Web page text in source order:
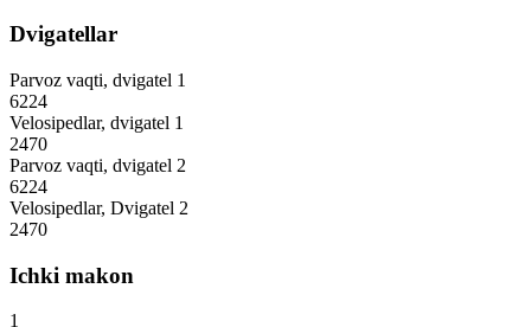
Dvigatellar
Parvoz vaqti, dvigatel 1
6224
Velosipedlar, dvigatel 1
2470
Parvoz vaqti, dvigatel 2
6224
Velosipedlar, Dvigatel 2
2470
Ichki makon
1